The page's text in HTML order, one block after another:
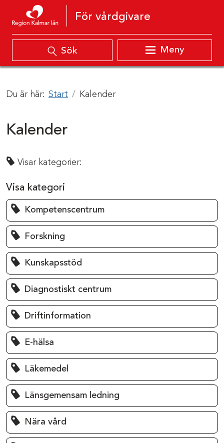
Hoppa till innehåll
För vårdgivare
Sök Meny
Du är här: Start Kalender
Kalender
Visar kategorier:
Visa kategori
Kompetenscentrum
Forskning
Kunskapsstöd
Diagnostiskt centrum
Driftinformation
E-hälsa
Läkemedel
Länsgemensam ledning
Nära vård